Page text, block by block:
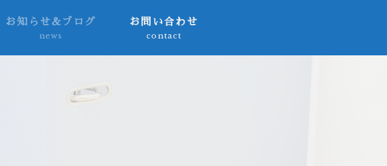
お知らせ&ブログ
news
お問い合わせ
contact